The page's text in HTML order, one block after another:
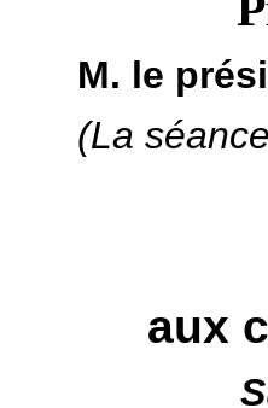
M. le
(La
aux